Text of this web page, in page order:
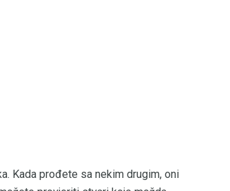
Kada prođete sa nekim drugim, oni